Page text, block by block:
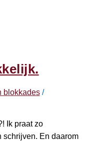
blokkades/
Ik praat zo
schrijven. En daarom